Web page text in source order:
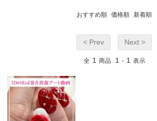
おすすめ順 価格順 新着順
< Prev Next >
全 1 商品 1 - 1 表示